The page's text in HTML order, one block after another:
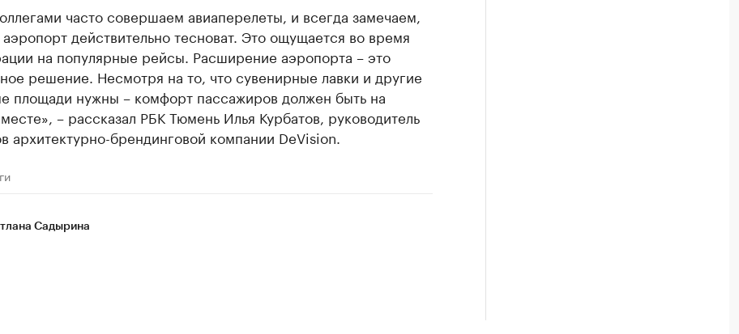
часто совершаем авиаперелеты, и всегда замечаем,
действительно тесноват. Это ощущается во время
на популярные рейсы. Расширение аэропорта – это
решение. Несмотря на то, что сувенирные лавки и другие
площади нужны – комфорт пассажиров должен быть на
– рассказал РБК Тюмень Илья Курбатов, руководитель
архитектурно-брендинговой компании DeVision.
Садырина